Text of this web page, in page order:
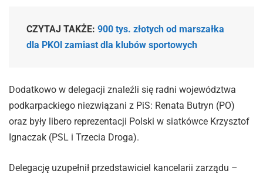
CZYTAJ TAKŻE: 900 tys. złotych od marszałka
dla PKOl zamiast dla klubów sportowych
Dodatkowo w delegacji znaleźli się radni województwa
podkarpackiego niezwiązani z PiS: Renata Butryn (PO)
oraz były libero reprezentacji Polski w siatkówce Krzysztof
Ignaczak (PSL i Trzecia Droga).
Delegację uzupełnił przedstawiciel kancelarii zarządu –